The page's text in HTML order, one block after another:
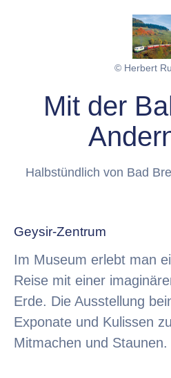
© Herbert
Mit der
Halbstündlich von Bad
Geysir-Zentrum
Im Museum erlebt man
Reise mit einer
Erde. Die Ausstellung
Exponate und Kulissen
Mitmachen und Staunen.